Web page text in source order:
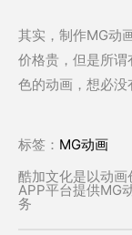
其实，制作MG动
价格贵，但是所
色的动画，想必没
标签： MG动画
酷加文化是以动画
APP平台提供MG
务